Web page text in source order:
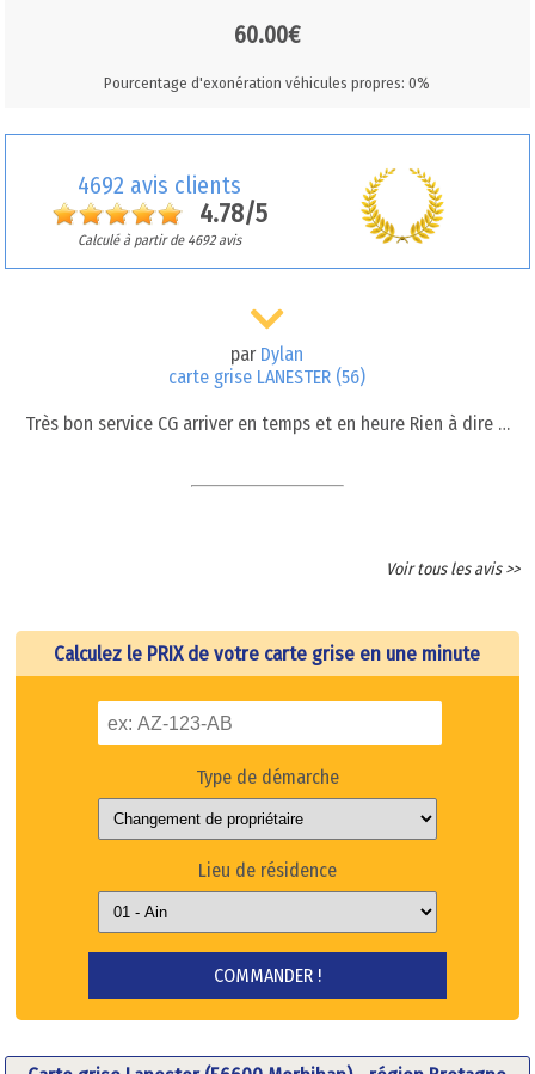
60.00€
Pourcentage d'exonération véhicules propres: 0%
4692 avis clients
4.78/5
Calculé à partir de 4692 avis
par Dylan
carte grise LANESTER (56)
Très bon service CG arriver en temps et en heure Rien à dire …
Voir tous les avis >>
Calculez le PRIX de votre carte grise en une minute
Type de démarche
Lieu de résidence